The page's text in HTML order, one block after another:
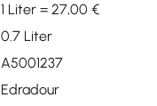
1 Liter = 27,00 €
0.7 Liter
A5001237
Edradour